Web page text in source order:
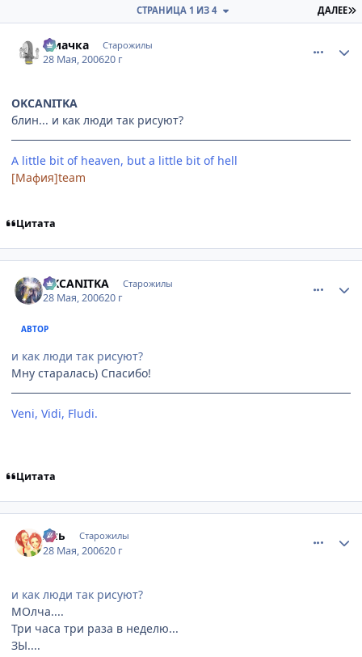
ДАЛЕЕ
СТРАНИЦА 1 ИЗ 4
Миачка Старожилы
28 Мая, 200620 г
OKCANITKA
блин... и как люди так рисуют?
A little bit of heaven, but a little bit of hell
[Мафия]team
Цитата
OKCANITKA Старожилы
28 Мая, 200620 г
АВТОР
и как люди так рисуют?
Мну старалась) Спасибо!
Veni, Vidi, Fludi.
Цитата
Аль Старожилы
28 Мая, 200620 г
и как люди так рисуют?
МОлча....
Три часа три раза в неделю...
ЗЫ....